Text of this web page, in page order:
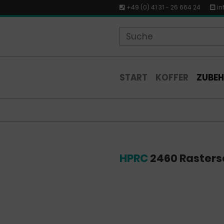
+49 (0) 41 31 - 26 664 24
START KOFFER
HPRC 2460